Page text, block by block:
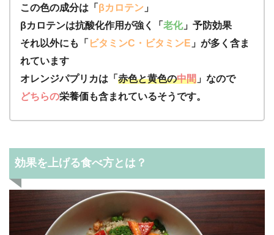
この色の成分は「 βカロテン 」
βカロテンは抗酸化作用が強く「 老化」予防効果
それ以外にも「 ビタミンC・ビタミンE 」が多く含ま
れています
オレンジパプリカは「 赤色と黄色の中間 」なので
どちらの栄養価も含まれているそうです。
効果を上げる食べ方とは？